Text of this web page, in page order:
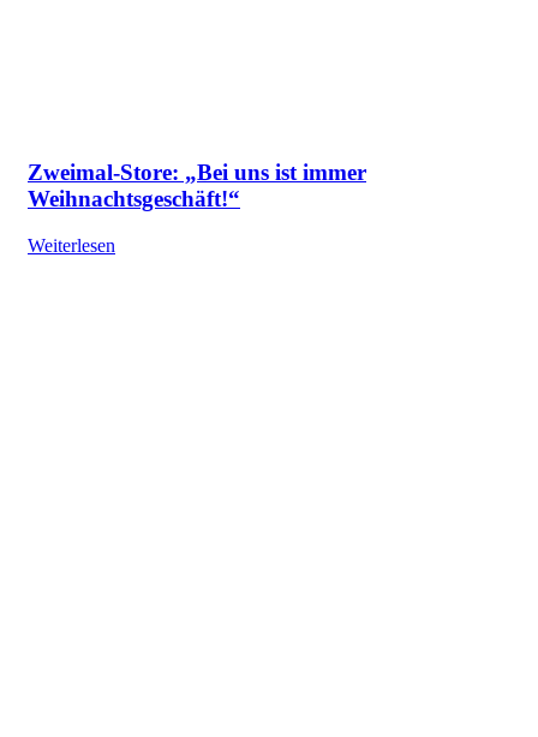
Zweimal-Store: „Bei uns ist immer
Weihnachtsgeschäft!“
Weiterlesen